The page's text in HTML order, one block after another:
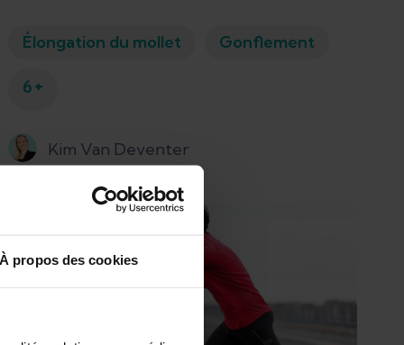
À propos des cookies
Élongation du mollet Gonflement
6+
Kim Van Deventer